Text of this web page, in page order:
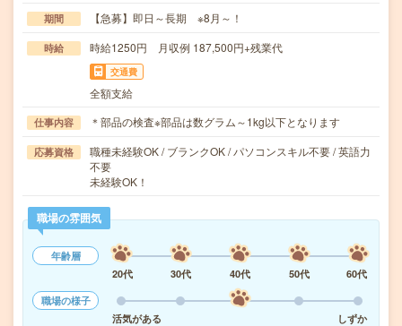
期間 【急募】即日～長期 ※8月～！
時給 時給1250円 月収例 187,500円+残業代
交通費
全額支給
仕事内容 ＊部品の検査※部品は数グラム～1kg以下となります
応募資格
職種未経験OK / ブランクOK / パソコンスキル不要 / 英語力
不要
未経験OK！
職場の雰囲気
年齢層
20代
30代 40代 50代
60代
職場の様子
活気がある
しずか